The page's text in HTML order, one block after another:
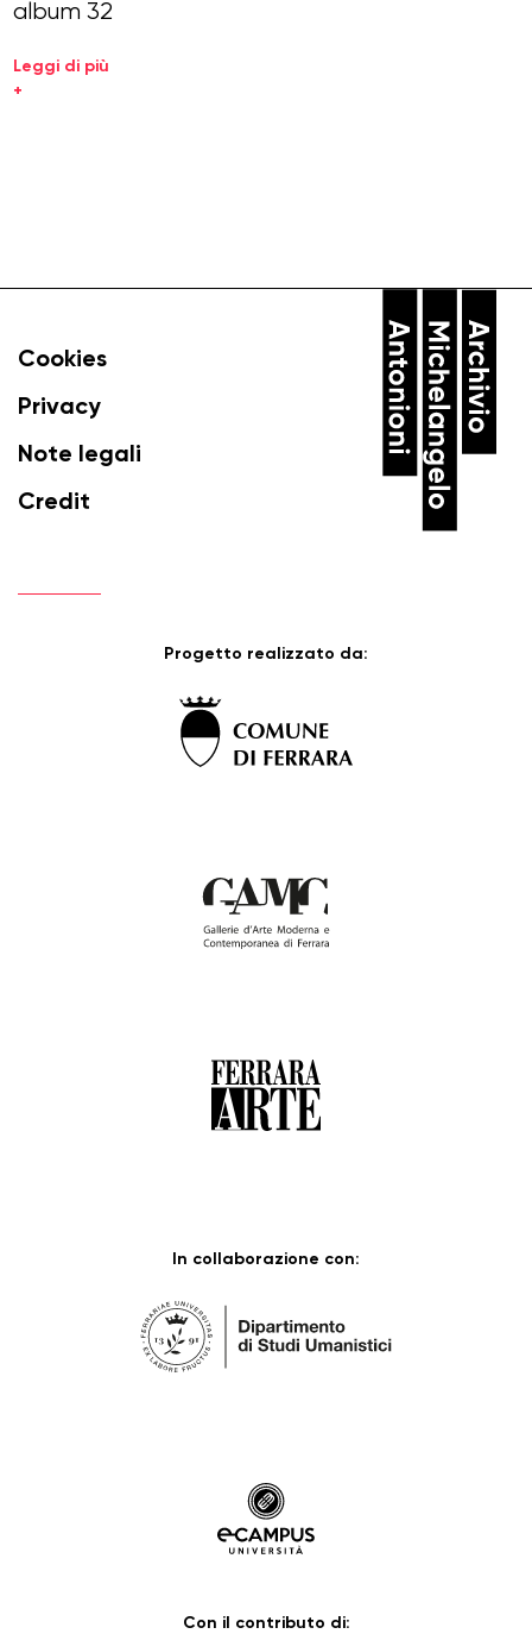
album 32
Leggi di più
+
Cookies
Privacy
Note legali
Credit
Progetto realizzato da:
In collaborazione con:
Con il contributo di: